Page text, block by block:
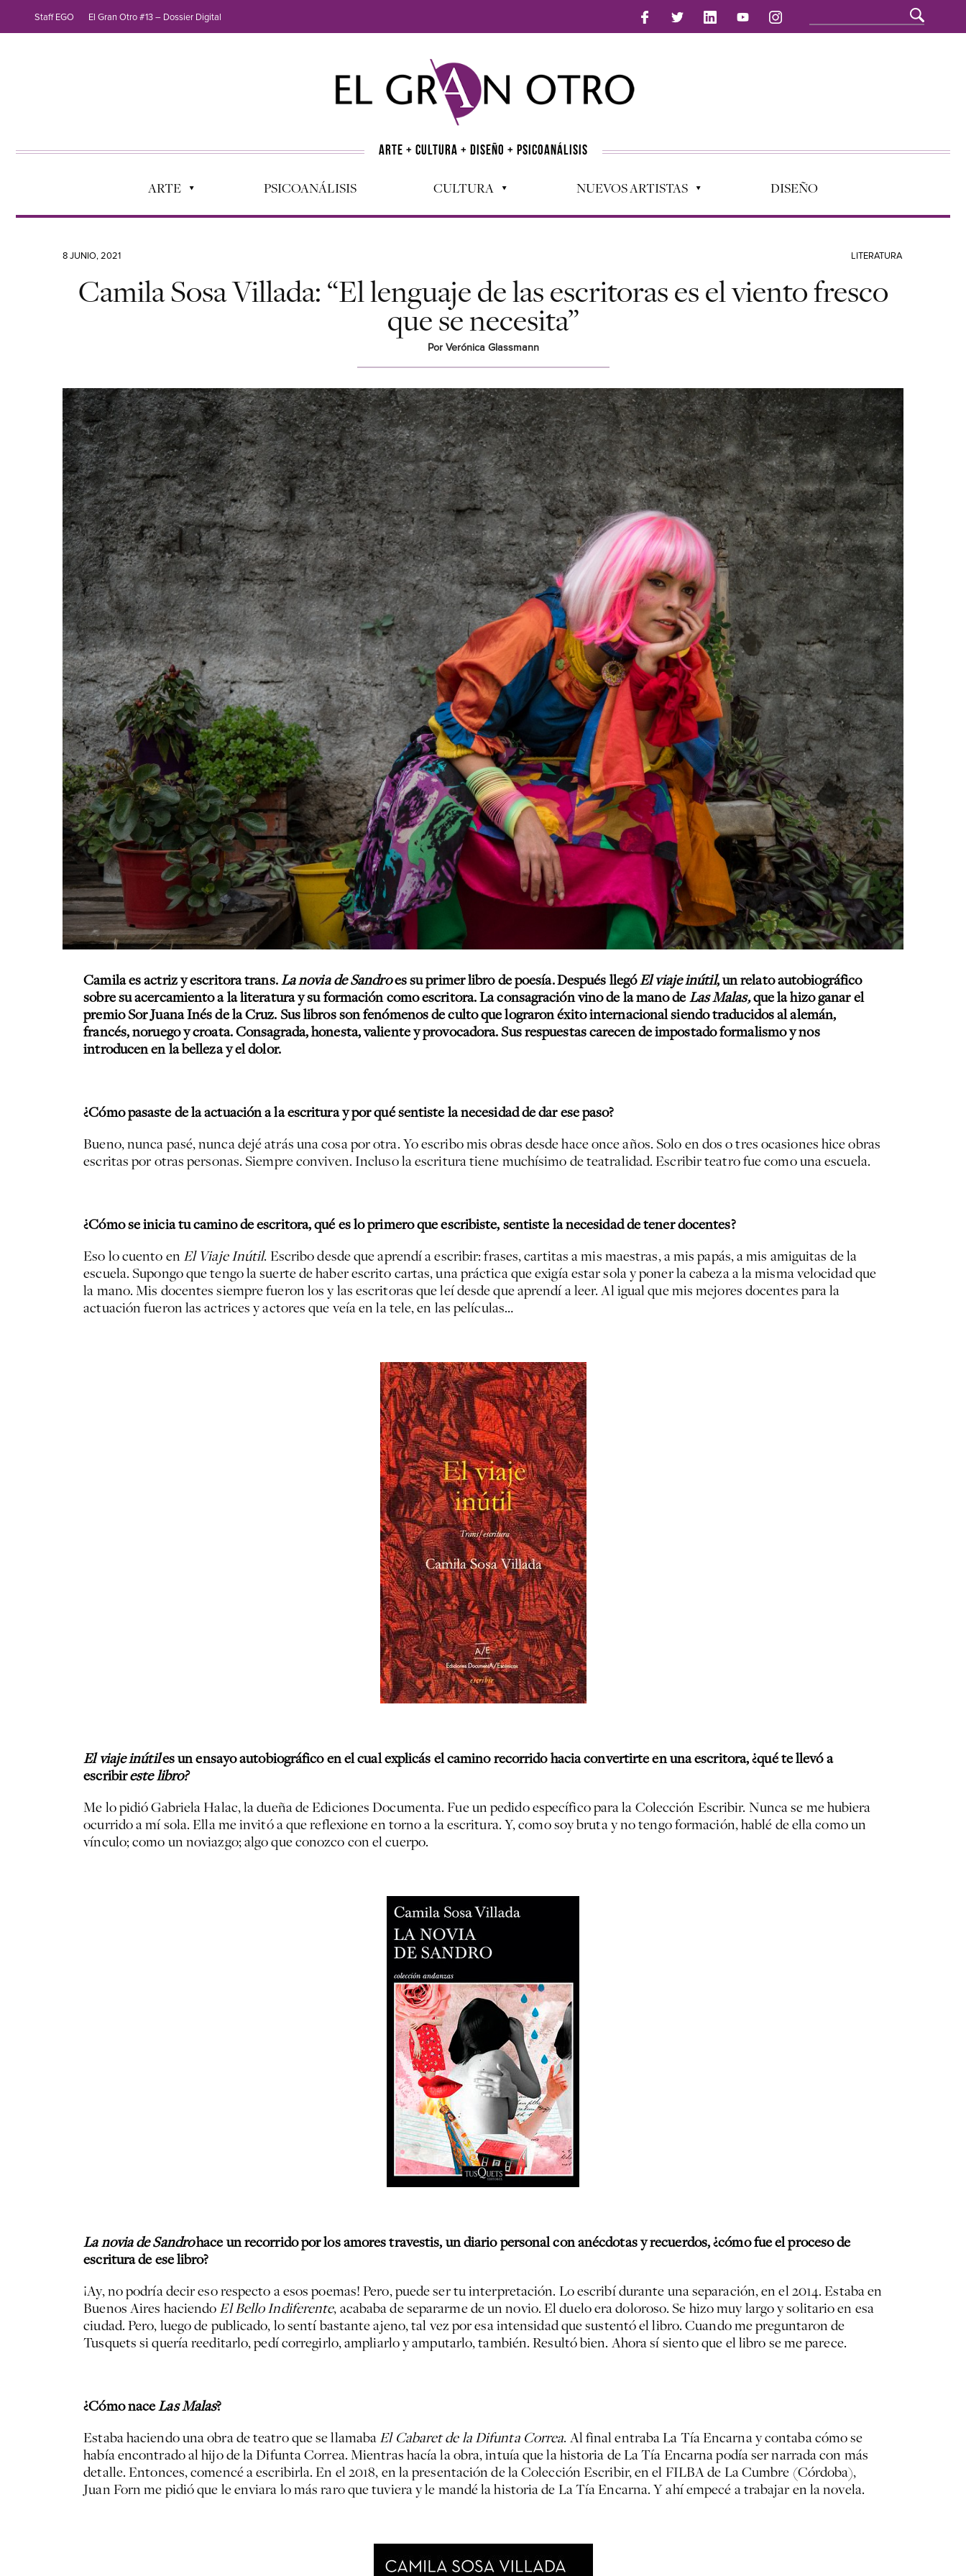
Staff EGO El Gran Otro #13 – Dossier Digital
ARTE + CULTURA + DISEÑO + PSICOANÁLISIS
ARTE PSICOANÁLISIS CULTURA NUEVOS ARTISTAS DISEÑO
8 JUNIO, 2021 LITERATURA
Camila Sosa Villada: “El lenguaje de las escritoras es el viento fresco
que se necesita”
Por Verónica Glassmann
Camila es actriz y escritora trans.La novia de Sandroes su primer libro de poesía.Después llegóEl viaje inútil, un relato autobiográfico
sobre su acercamiento a la literatura y su formación como escritora. La consagración vino de la mano deLas Malas,que la hizo ganar el
premio Sor Juana Inés de la Cruz.Sus libros son fenómenos de culto que lograron éxito internacional siendo traducidos al alemán,
francés, noruego y croata. Consagrada, honesta, valiente y provocadora. Sus respuestas carecen de impostado formalismo y nos
introducen en la belleza y el dolor.
¿Cómo pasaste de la actuación a la escritura y por qué sentiste la necesidad de dar ese paso?
Bueno, nunca pasé, nunca dejé atrás una cosa por otra. Yo escribo mis obras desde hace once años. Solo en dos o tres ocasiones hice obras
escritas por otras personas. Siempre conviven. Incluso la escritura tiene muchísimo de teatralidad. Escribir teatro fue como una escuela.
¿Cómo se inicia tu camino de escritora, qué es lo primero que escribiste, sentiste la necesidad de tener docentes?
Eso lo cuento enEl Viaje Inútil. Escribo desde que aprendí a escribir: frases, cartitas a mis maestras, a mis papás, a mis amiguitas de la
escuela. Supongo que tengo la suerte de haber escrito cartas, una práctica que exigía estar sola y poner la cabeza a la misma velocidad que
la mano. Mis docentes siempre fueron los y las escritoras que leí desde que aprendí a leer. Al igual que mis mejores docentes para la
actuación fueron las actrices y actores que veía en la tele, en las películas…
El viaje inútiles un ensayo autobiográfico en el cual explicás el camino recorrido hacia convertirte en una escritora, ¿qué te llevó a
escribireste libro?
Me lo pidió Gabriela Halac, la dueña de Ediciones Documenta. Fue un pedido específico para la Colección Escribir. Nunca se me hubiera
ocurrido a mí sola. Ella me invitó a que reflexione en torno a la escritura. Y, como soy bruta y no tengo formación, hablé de ella como un
vínculo; como un noviazgo; algo que conozco con el cuerpo.
La novia de Sandrohace un recorrido por los amores travestis, un diario personal con anécdotas y recuerdos, ¿cómo fue el proceso de
escritura de ese libro?
¡Ay, no podría decir eso respecto a esos poemas! Pero, puede ser tu interpretación. Lo escribí durante una separación, en el 2014. Estaba en
Buenos Aires haciendoEl Bello Indiferente, acababa de separarme de un novio. El duelo era doloroso. Se hizo muy largo y solitario en esa
ciudad. Pero, luego de publicado, lo sentí bastante ajeno, tal vez por esa intensidad que sustentó el libro. Cuando me preguntaron de
Tusquets si quería reeditarlo, pedí corregirlo, ampliarlo y amputarlo, también. Resultó bien. Ahora sí siento que el libro se me parece.
¿Cómo naceLas Malas?
Estaba haciendo una obra de teatro que se llamabaEl Cabaret de la Difunta Correa. Al final entraba La Tía Encarna y contaba cómo se
había encontrado al hijo de la Difunta Correa. Mientras hacía la obra, intuía que la historia de La Tía Encarna podía ser narrada con más
detalle. Entonces, comencé a escribirla. En el 2018, en la presentación de la Colección Escribir, en el FILBA de La Cumbre (Córdoba),
Juan Forn me pidió que le enviara lo más raro que tuviera y le mandé la historia de La Tía Encarna. Y ahí empecé a trabajar en la novela.